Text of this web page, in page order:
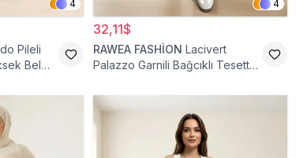
4
Pileli
Bel
4
32,11$
RAWEA FASHİON Lacivert
Palazzo Garnili Bağcıklı Tesettür